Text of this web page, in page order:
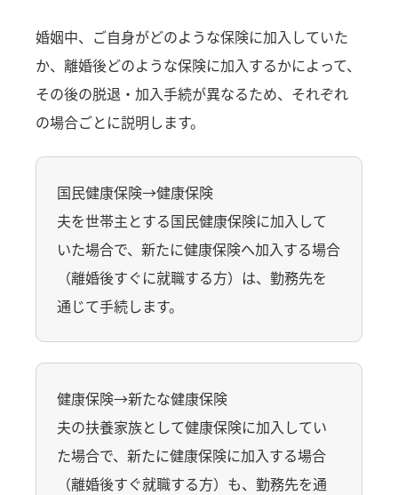
婚姻中、ご自身がどのような保険に加入していた
か、離婚後どのような保険に加入するかによって、
その後の脱退・加入手続が異なるため、それぞれ
の場合ごとに説明します。
国民健康保険→健康保険
夫を世帯主とする国民健康保険に加入して
いた場合で、新たに健康保険へ加入する場合
（離婚後すぐに就職する方）は、勤務先を
通じて手続します。
健康保険→新たな健康保険
夫の扶養家族として健康保険に加入してい
た場合で、新たに健康保険に加入する場合
（離婚後すぐ就職する方）も、勤務先を通